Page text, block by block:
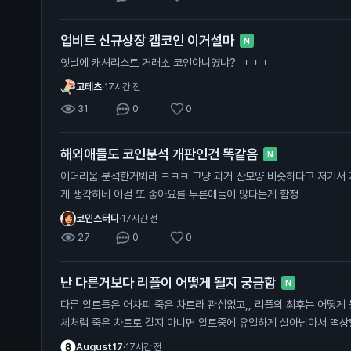
업비트 신규상장 캡코인 이거설마 N
옛날에 캐셔리스트 거래소 코인아니였냐? ㅋㅋㅋ
고테츠·17시간 전
31 0 0
해외애들도 코인분석 개판인건 똑같음 N
이더리움 분석한거봐라 ㅋㅋㅋ 그냥 과거 산모양 비슷하다고 저기서 지지해주고 올라갈거라고 단순하
게 생각하네 이걸 또 좋아요를 누른애들이 많다는게 함정
코인스터디 ·17시간 전
27 0 0
난 다른거보다 리플이 어떻게 될지 궁금함 N
다른 알트들은 어차피 죽은 차트라 관심없고,, 리플의 최후는 어떻게 될지 궁금함 .. 체인링크나 아발란
체처럼 죽은 차트로 갈지 아니면 알트중에 유일하게 살아남아서 떡상
August17·17시간 전